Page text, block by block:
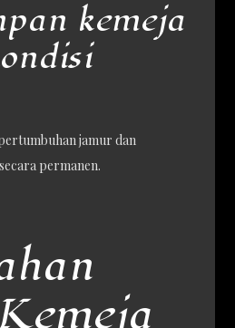
kemeja
jamur dan
permanen.